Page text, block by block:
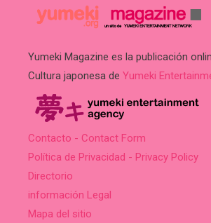
Yumeki Magazine es la publicación
Cultura japonesa de Yumeki
Contacto - Contact Form
Política de Privacidad - Privacy Policy
Directorio
información Legal
Mapa del sitio